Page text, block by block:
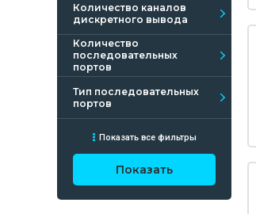
Количество каналов
дискретного вывода
Количество
последовательных
портов
Тип последовательных
портов
Показать все фильтры
Показать